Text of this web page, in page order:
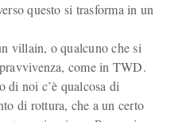
questo si trasforma in un
villain, o qualcuno che si
come in TWD.
di noi c’è qualcosa di
di rottura, che a un certo